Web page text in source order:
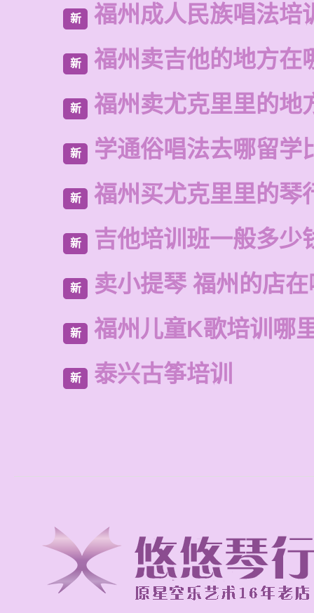
新 福州成人民族唱法培
新 福州卖吉他的地方在
新 福州卖尤克里里的地
新 学通俗唱法去哪留学
新 福州买尤克里里的琴
新 吉他培训班一般多少
新 卖小提琴 福州的店
新 福州儿童K歌培训哪
新 泰兴古筝培训